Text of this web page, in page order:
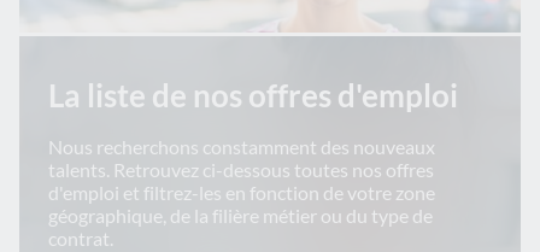
La liste de nos offres d'emploi
Nous recherchons constamment des nouveaux
talents. Retrouvez ci-dessous toutes nos offres
d'emploi et filtrez-les en fonction de votre zone
géographique, de la filière métier ou du type de
contrat.